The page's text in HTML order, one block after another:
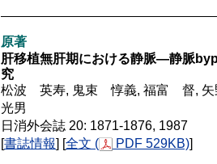
原著
肝移植無肝期における静脈―静脈
究
松波 英寿, 鬼束 惇義, 福富 督,
光男
日消外会誌 20: 1871-1876, 1987
[書誌情報] [全文 ( PDF 529KB)]